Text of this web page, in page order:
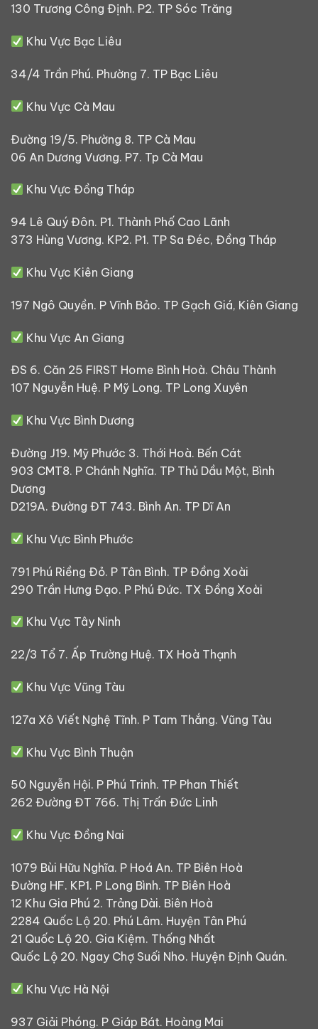
130 Trương Công Định. P2. TP Sóc Trăng
Khu Vực Bạc Liêu
34/4 Trần Phú. Phường 7. TP Bạc Liêu
Khu Vực Cà Mau
Đường 19/5. Phường 8. TP Cà Mau
06 An Dương Vương. P7. Tp Cà Mau
Khu Vực Đồng Tháp
94 Lê Quý Đôn. P1. Thành Phố Cao Lãnh
373 Hùng Vương. KP2. P1. TP Sa Đéc, Đồng Tháp
Khu Vực Kiên Giang
197 Ngô Quyền. P Vĩnh Bảo. TP Gạch Giá, Kiên Giang
Khu Vực An Giang
ĐS 6. Căn 25 FIRST Home Bình Hoà. Châu Thành
107 Nguyễn Huệ. P Mỹ Long. TP Long Xuyên
Khu Vực Bình Dương
Đường J19. Mỹ Phước 3. Thới Hoà. Bến Cát
903 CMT8. P Chánh Nghĩa. TP Thủ Dầu Một, Bình
Dương
D219A. Đường ĐT 743. Bình An. TP Dĩ An
Khu Vực Bình Phước
791 Phú Riềng Đỏ. P Tân Bình. TP Đồng Xoài
290 Trần Hưng Đạo. P Phú Đức. TX Đồng Xoài
Khu Vực Tây Ninh
22/3 Tổ 7. Ấp Trường Huệ. TX Hoà Thạnh
Khu Vực Vũng Tàu
127a Xô Viết Nghệ Tĩnh. P Tam Thắng. Vũng Tàu
Khu Vực Bình Thuận
50 Nguyễn Hội. P Phú Trinh. TP Phan Thiết
262 Đường ĐT 766. Thị Trấn Đức Linh
Khu Vực Đồng Nai
1079 Bùi Hữu Nghĩa. P Hoá An. TP Biên Hoà
Đường HF. KP1. P Long Bình. TP Biên Hoà
12 Khu Gia Phú 2. Trảng Dài. Biên Hoà
2284 Quốc Lộ 20. Phú Lâm. Huyện Tân Phú
21 Quốc Lộ 20. Gia Kiệm. Thống Nhất
Quốc Lộ 20. Ngay Chợ Suối Nho. Huyện Định Quán.
Khu Vực Hà Nội
937 Giải Phóng. P Giáp Bát. Hoàng Mai